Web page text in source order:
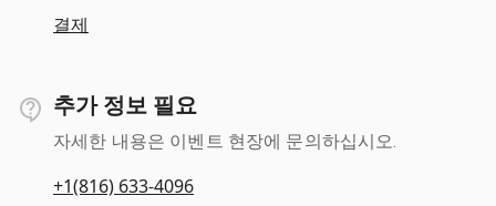
결제
추가 정보 필요
자세한 내용은 이벤트 현장에 문의하십시오.
+1(816) 633-4096